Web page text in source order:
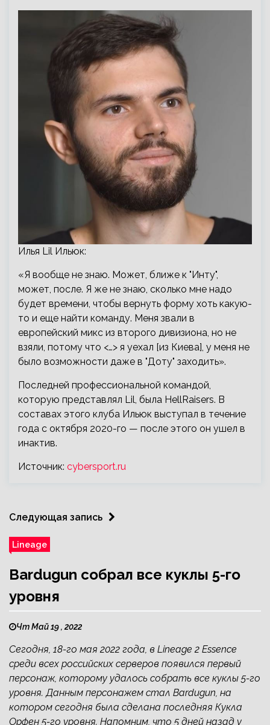
Илья Lil Ильюк:
«Я вообще не знаю. Может, ближе к "Инту",
может, после. Я же не знаю, сколько мне надо
будет времени, чтобы вернуть форму хоть какую-
то и еще найти команду. Меня звали в
европейский микс из второго дивизиона, но не
взяли, потому что <…> я уехал [из Киева], у меня не
было возможности даже в "Доту" заходить».
Последней профессиональной командой,
которую представлял Lil, была HellRaisers. В
составах этого клуба Ильюк выступал в течение
года с октября 2020-го — после этого он ушел в
инактив.
Источник: cybersport.ru
Следующая запись
Lineage
Bardugun собрал все куклы 5-го
уровня
Чт Май 19 , 2022
Сегодня, 18-го мая 2022 года, в Lineage 2 Essence
среди всех российских серверов появился первый
персонаж, которому удалось собрать все куклы 5-го
уровня. Данным персонажем стал Bardugun, на
котором сегодня была сделана последняя Кукла
Орфен 5-го уровня. Напомним, что 5 дней назад у